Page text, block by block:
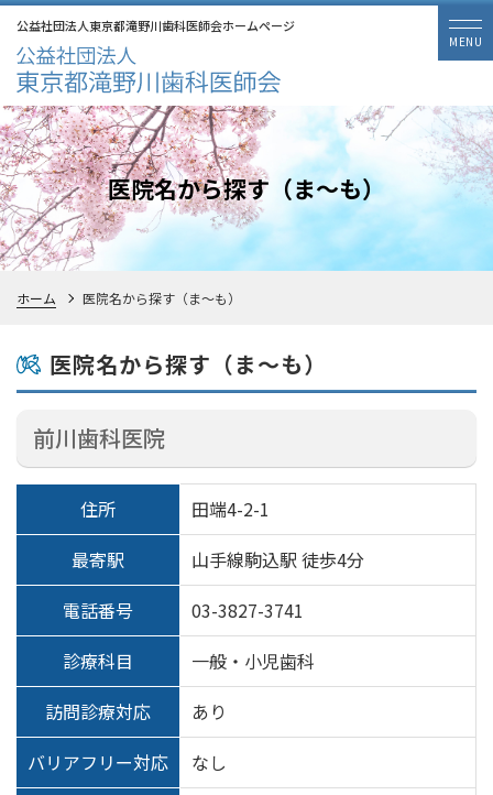
公益社団法人東京都滝野川歯科医師会ホームページ
医院名から探す（ま～も）
ホーム 医院名から探す（ま～も）
医院名から探す（ま～も）
前川歯科医院
住所
田端4-2-1
最寄駅
山手線駒込駅 徒歩4分
電話番号
03-3827-3741
診療科目
一般・小児歯科
訪問診療対応
あり
バリアフリー対応
なし